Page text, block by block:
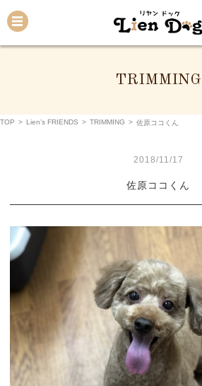
TRIMMING
TOP > Lien’s FRIENDS > TRIMMING > 佐原ココくん
2018/11/17
佐原ココくん